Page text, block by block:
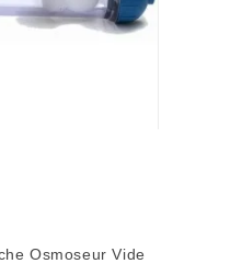
Osmoseur Vide